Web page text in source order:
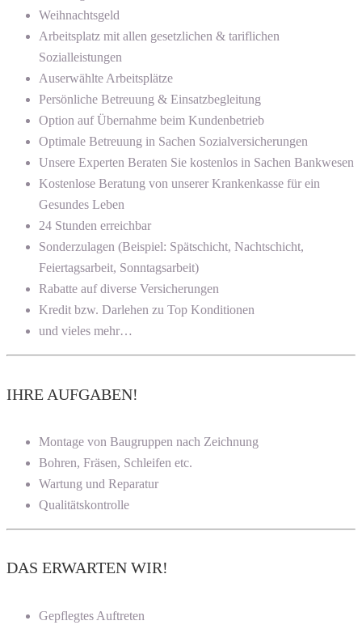
Weihnachtsgeld
Arbeitsplatz mit allen gesetzlichen & tariflichen
Sozialleistungen
Auserwählte Arbeitsplätze
Persönliche Betreuung & Einsatzbegleitung
Option auf Übernahme beim Kundenbetrieb
Optimale Betreuung in Sachen Sozialversicherungen
Unsere Experten Beraten Sie kostenlos in Sachen Bankwesen
Kostenlose Beratung von unserer Krankenkasse für ein
Gesundes Leben
24 Stunden erreichbar
Sonderzulagen (Beispiel: Spätschicht, Nachtschicht,
Feiertagsarbeit, Sonntagsarbeit)
Rabatte auf diverse Versicherungen
Kredit bzw. Darlehen zu Top Konditionen
und vieles mehr…
IHRE AUFGABEN!
Montage von Baugruppen nach Zeichnung
Bohren, Fräsen, Schleifen etc.
Wartung und Reparatur
Qualitätskontrolle
DAS ERWARTEN WIR!
Gepflegtes Auftreten